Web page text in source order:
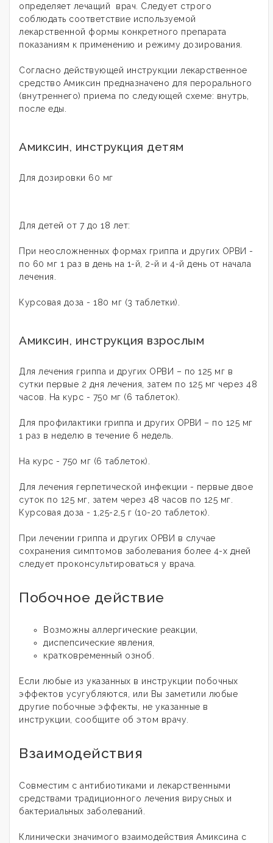
определяет лечащий врач. Следует строго
соблюдать соответствие используемой
лекарственной формы конкретного препарата
показаниям к применению и режиму дозирования.
Согласно действующей инструкции лекарственное
средство Амиксин предназначено для перорального
(внутреннего) приема по следующей схеме: внутрь,
после еды.
Амиксин, инструкция детям
Для дозировки 60 мг
Для детей от 7 до 18 лет:
При неосложненных формах гриппа и других ОРВИ -
по 60 мг 1 раз в день на 1-й, 2-й и 4-й день от начала
лечения.
Курсовая доза - 180 мг (3 таблетки).
Амиксин, инструкция взрослым
Для лечения гриппа и других ОРВИ – по 125 мг в
сутки первые 2 дня лечения, затем по 125 мг через 48
часов. На курс - 750 мг (6 таблеток).
Для профилактики гриппа и других ОРВИ – по 125 мг
1 раз в неделю в течение 6 недель.
На курс - 750 мг (6 таблеток).
Для лечения герпетической инфекции - первые двое
суток по 125 мг, затем через 48 часов по 125 мг.
Курсовая доза - 1,25-2,5 г (10-20 таблеток).
При лечении гриппа и других ОРВИ в случае
сохранения симптомов заболевания более 4-х дней
следует проконсультироваться у врача.
Побочное действие
Возможны аллергические реакции,
диспепсические явления,
кратковременный озноб.
Если любые из указанных в инструкции побочных
эффектов усугубляются, или Вы заметили любые
другие побочные эффекты, не указанные в
инструкции, сообщите об этом врачу.
Взаимодействия
Совместим с антибиотиками и лекарственными
средствами традиционного лечения вирусных и
бактериальных заболеваний.
Клинически значимого взаимодействия Амиксина с